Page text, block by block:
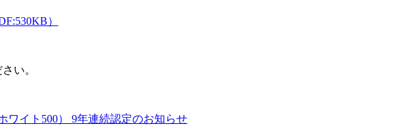
）
い。
ワイト500） 9年連続認定のお知らせ